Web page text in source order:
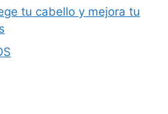
tu cabello y mejora tu